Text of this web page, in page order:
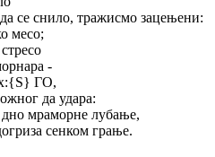
се снило, тражисмо зацењени:
месо;
-
{S} ГО,
да удара:
мраморне лубање,
сенком грање.